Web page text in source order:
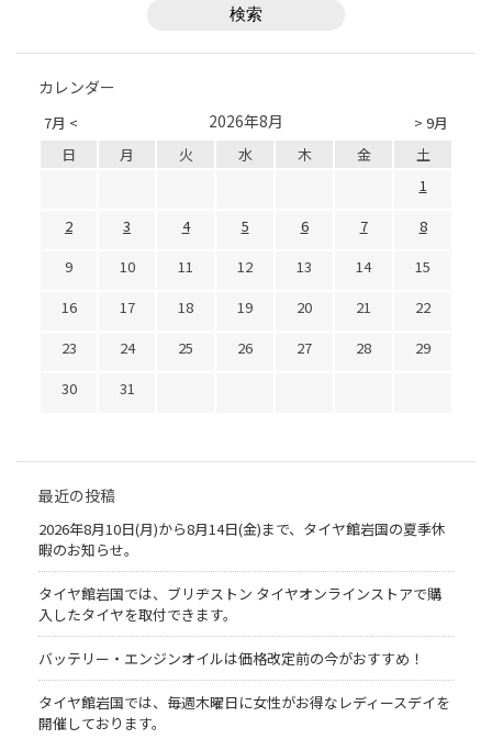
カレンダー
7月 < > 9月
2026年8月
日 月 火 水 木 金
土
1
2
3 4 5 6 7
8
9
10 11 12 13 14
15
16
17 18 19 20 21
22
23
24 25 26 27 28
29
30
31
最近の投稿
2026年8月10日(月)から8月14日(金)まで、タイヤ館岩国の夏季休
暇のお知らせ。
タイヤ館岩国では、ブリヂストン タイヤオンラインストアで購
入したタイヤを取付できます。
バッテリー・エンジンオイルは価格改定前の今がおすすめ！
タイヤ館岩国では、毎週木曜日に女性がお得なレディースデイを
開催しております。